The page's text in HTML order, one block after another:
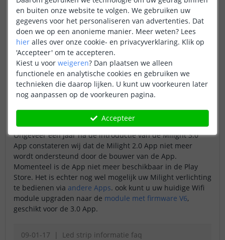
toereikend is. We hebben de App de laatste tijd dan ook
uitgebreid getest en op basis van onze ervaringen hebben
we een eigen handleiding geschreven. OnzeMilight 3.0
App handleidingbevat een duidelijke omschrijving van de
te ondernemen stappen, per stap hebben wij tevens
afbeeldingen toegevoegd.
Komt u er met deze informatie toch niet uit, neem dan
even contact met ons op.
Milight 2.0 App
Ongeveer een jaar na de introductie van de Milight 3.0
App constateren wij dat de Milight 2.0 App niet meer
wordt ondersteund door de bouwer van de App.
Momenteel is de App niet meer beschikbaar in de Play
Store. Het is echter nog wel mogelijk uw Milight verlichting
te bedienen via andere Apps. ook kunt u uw huidige Wifi
module upgraden naar de module met firmware V6,
geschikt voor de 3.0 App.
09-01-17
Led strip informatie faq
en buiten onze website te volgen. We gebruiken uw
gegevens voor het personaliseren van advertenties. Dat
doen we op een anonieme manier. Meer weten? Lees
hier alles over onze cookie- en privacyverklaring. Klik op
'Accepteer' om te accepteren.
Kiest u voor weigeren? Dan plaatsen we alleen
functionele en analytische cookies en gebruiken we
technieken die daarop lijken. U kunt uw voorkeuren later
nog aanpassen op de voorkeuren pagina.
Accepteer